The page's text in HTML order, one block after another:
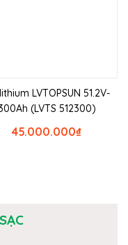
LVTOPSUN 51.2V-
(LVTS 512300)
₫
45.000.000